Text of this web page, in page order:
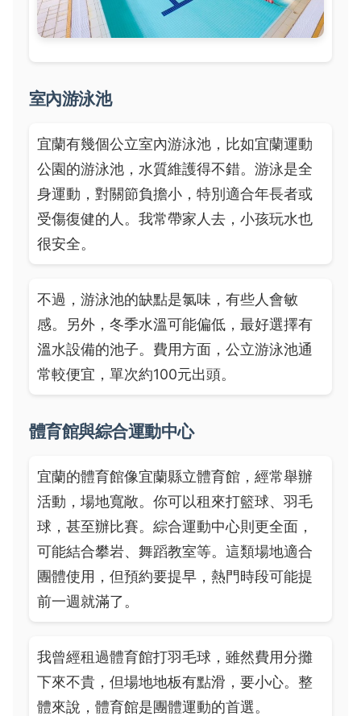
室內游泳池
宜蘭有幾個公立室內游泳池，比如宜蘭運動
公園的游泳池，水質維護得不錯。游泳是全
身運動，對關節負擔小，特別適合年長者或
受傷復健的人。我常帶家人去，小孩玩水也
很安全。
不過，游泳池的缺點是氯味，有些人會敏
感。另外，冬季水溫可能偏低，最好選擇有
溫水設備的池子。費用方面，公立游泳池通
常較便宜，單次約100元出頭。
體育館與綜合運動中心
宜蘭的體育館像宜蘭縣立體育館，經常舉辦
活動，場地寬敞。你可以租來打籃球、羽毛
球，甚至辦比賽。綜合運動中心則更全面，
可能結合攀岩、舞蹈教室等。這類場地適合
團體使用，但預約要提早，熱門時段可能提
前一週就滿了。
我曾經租過體育館打羽毛球，雖然費用分攤
下來不貴，但場地地板有點滑，要小心。整
體來說，體育館是團體運動的首選。